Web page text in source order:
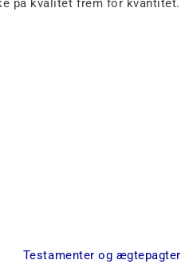
på kvalitet frem for kvantitet.
Next
Testamenter og ægtepagter